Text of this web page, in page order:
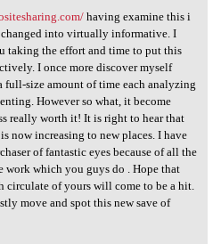
having examine this i
into virtually informative. I
taking the effort and time to put this
I once more discover myself
full-size amount of time each analyzing
However so what, it become
really worth it! It is right to hear that
now increasing to new places. I have
of fantastic eyes because of all the
work which you guys do . Hope that
circulate of yours will come to be a hit.
move and spot this new save of